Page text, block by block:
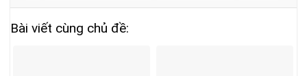
Bài viết cùng chủ đề: